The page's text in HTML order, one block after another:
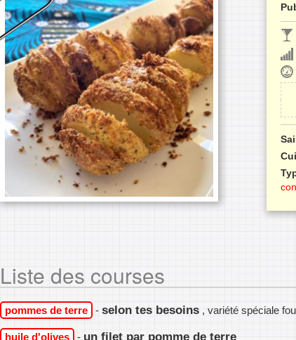
Liste des courses
pommes de terre - selon tes besoins , variété spéciale
huile d'olives - un filet par pomme de terre